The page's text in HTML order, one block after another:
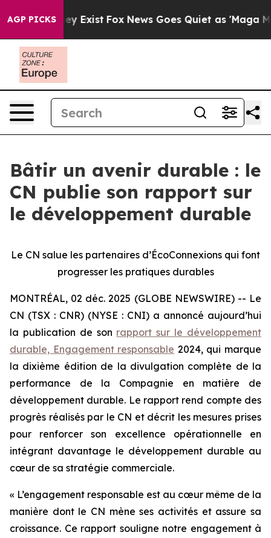
AGP PICKS
They Exist Fox News Goes Quiet as 'Maga
Bâtir un avenir durable : le
CN publie son rapport sur
le développement durable
Le CN salue les partenaires d’ÉcoConnexions qui font
progresser les pratiques durables
MONTRÉAL, 02 déc. 2025 (GLOBE NEWSWIRE) -- Le
CN (TSX : CNR) (NYSE : CNI) a annoncé aujourd’hui
la publication de son rapport sur le développement
durable, Engagement responsable 2024, qui marque
la dixième édition de la divulgation complète de la
performance de la Compagnie en matière de
développement durable. Le rapport rend compte des
progrès réalisés par le CN et décrit les mesures prises
pour renforcer son excellence opérationnelle en
intégrant davantage le développement durable au
cœur de sa stratégie commerciale.
« L’engagement responsable est au cœur même de la
manière dont le CN mène ses activités et assure sa
croissance. Ce rapport souligne notre engagement à